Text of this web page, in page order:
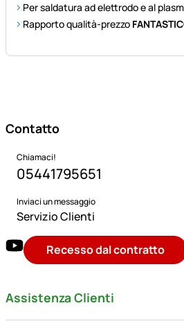
Per saldatura ad elettrodo e al
Rapporto qualità-prezzo
Contatto
Chiamaci!
05441795651
Inviaci un messaggio
Servizio Clienti
Recesso dal contratto
Assistenza Clienti